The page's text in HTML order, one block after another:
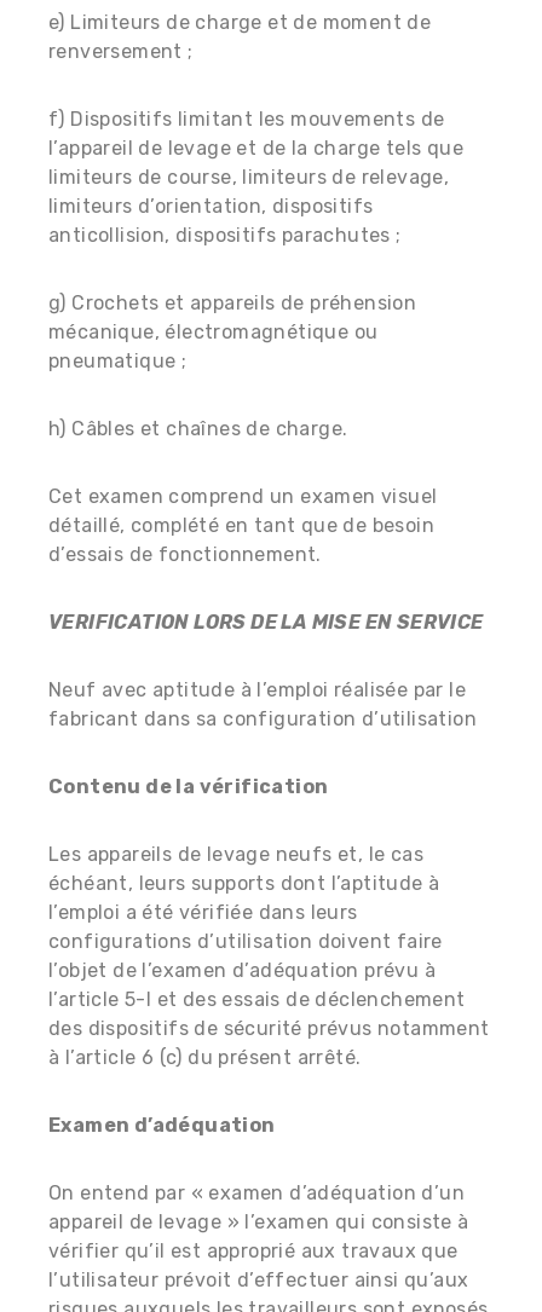
e) Limiteurs de charge et de moment de
renversement ;
f) Dispositifs limitant les mouvements de
l’appareil de levage et de la charge tels que
limiteurs de course, limiteurs de relevage,
limiteurs d’orientation, dispositifs
anticollision, dispositifs parachutes ;
g) Crochets et appareils de préhension
mécanique, électromagnétique ou
pneumatique ;
h) Câbles et chaînes de charge.
Cet examen comprend un examen visuel
détaillé, complété en tant que de besoin
d’essais de fonctionnement.
VERIFICATION LORS DE LA MISE EN SERVICE
Neuf avec aptitude à l’emploi réalisée par le
fabricant dans sa configuration d’utilisation
Contenu de la vérification
Les appareils de levage neufs et, le cas
échéant, leurs supports dont l’aptitude à
l’emploi a été vérifiée dans leurs
configurations d’utilisation doivent faire
l’objet de l’examen d’adéquation prévu à
l’article 5-I et des essais de déclenchement
des dispositifs de sécurité prévus notamment
à l’article 6 (c) du présent arrêté.
Examen d’adéquation
On entend par « examen d’adéquation d’un
appareil de levage » l’examen qui consiste à
vérifier qu’il est approprié aux travaux que
l’utilisateur prévoit d’effectuer ainsi qu’aux